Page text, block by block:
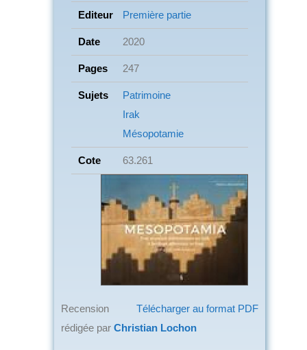
Editeur Première partie
Date 2020
Pages 247
Sujets
Patrimoine
Irak
Mésopotamie
Cote 63.261
Télécharger au format PDF
Recension
rédigée par Christian Lochon